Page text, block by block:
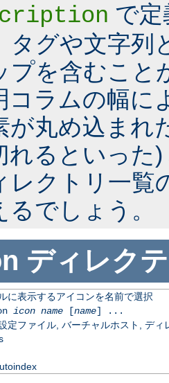
で
タグや文字列
プを含むこと
コラムの幅に
が丸め込まれ
れるといった
レクトリ一覧
でしょう。
ディレク
に表示するアイコンを名前で選択
icon name[name] ...
定ファイル, バーチャルホスト, ディ